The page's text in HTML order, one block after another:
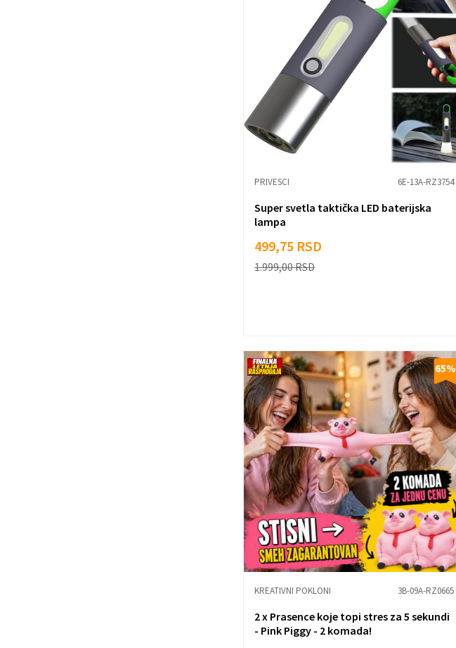
PRIVESCI 6E-13A-RZ3754
Super svetla taktička LED baterijska
lampa
499,75 RSD
1.999,00RSD
65%
KREATIVNI POKLONI 3B-09A-RZ0665
2 x Prasence koje topi stres za 5 sekundi
- Pink Piggy - 2 komada!